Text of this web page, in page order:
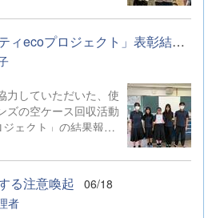
交換を行うことができ
らいただいた多方面か
、生徒たちは様々な気
ようです。今後の探
17日（金）の上毛新聞
徒から
今回の太東探究学で
ていた視野がとても広
建設面、衛生面だっ
情報を、専門家の方
や予算が原案通り承
今後も期生会による
れました。 今回の懇
Age Meeting～」は
名の参加者を集め、
。 特に今回の目玉企
加」 にはたくさんの
(R9年6月26日)幹事長
旗が渡され、 次回は
ます！と宣言されま
参加をお待ちしてお
【JRC部】「アイシティecoプロジェクト」表彰結果のお知らせ
力していただいた、使
ズの空ケース回収活動
ジェクト」の結果報告
。空ケースの売却代金
戻そうと願われる
本アイバンクに寄付
全員で朝の呼びかけ
る注意喚起
06/18
者